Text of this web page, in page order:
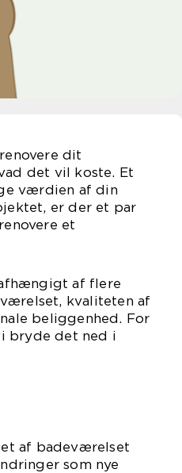
dit
det vil koste. Et
værdien af din
er der et par
et
af flere
kvaliteten af
beliggenhed. For
bryde det ned i
af badeværelset
som nye